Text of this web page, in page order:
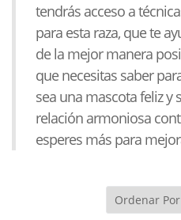
tendrás acceso a
para esta raza, que te
de la mejor manera
que necesitas saber
sea una mascota feliz y
relación armoniosa
esperes más para